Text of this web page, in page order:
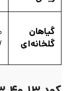
گیاهان
گلخانه‌ای